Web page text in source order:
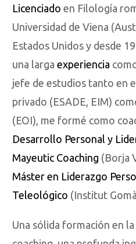
Licenciadoen Filología
Universidad de Viena
Estados Unidos y desde
una largaexperiencia
jefe de estudios tanto en
privado (ESADE, EIM)
(EOI), me formé como
Desarrollo Personal y
Mayeutic Coaching (Borja
Máster en Liderazgo
Teleológico (Institut
Una sólida formación en